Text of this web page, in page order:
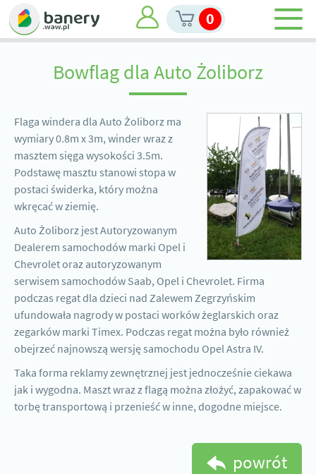
0
Bowflag dla Auto Żoliborz
Flaga windera dla Auto Żoliborz ma
wymiary 0.8m x 3m, winder wraz z
masztem sięga wysokości 3.5m.
Podstawę masztu stanowi stopa w
postaci świderka, który można
wkręcać w ziemię.
Auto Żoliborz jest Autoryzowanym
Dealerem samochodów marki Opel i
Chevrolet oraz autoryzowanym
serwisem samochodów Saab, Opel i Chevrolet. Firma
podczas regat dla dzieci nad Zalewem Zegrzyńskim
ufundowała nagrody w postaci worków żeglarskich oraz
zegarków marki Timex. Podczas regat można było również
obejrzeć najnowszą wersję samochodu Opel Astra IV.
Taka forma reklamy zewnętrznej jest jednocześnie ciekawa
jak i wygodna. Maszt wraz z flagą można złożyć, zapakować w
torbę transportową i przenieść w inne, dogodne miejsce.
powrót